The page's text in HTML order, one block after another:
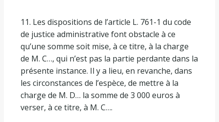
11. Les dispositions de l’article L. 761-1 du code
de justice administrative font obstacle à ce
qu’une somme soit mise, à ce titre, à la charge
de M. C…, qui n’est pas la partie perdante dans la
présente instance. Il y a lieu, en revanche, dans
les circonstances de l’espèce, de mettre à la
charge de M. D… la somme de 3 000 euros à
verser, à ce titre, à M. C….